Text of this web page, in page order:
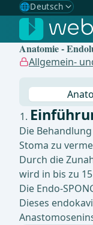
🌐Deutsch
Gewählte
🇩🇪 Deutsch
🇬🇧English
🇧🇷Brasilianisch
Anatomie -
Allgemein-
Die
Stoma zu
Durch die
wird in bis zu
Die Endo-
Dieses